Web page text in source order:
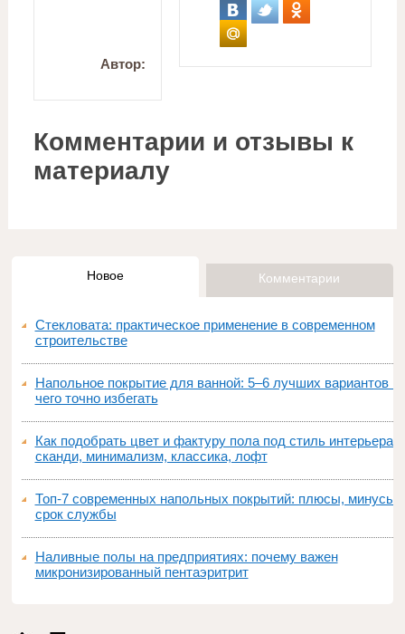
Автор:
Комментарии и отзывы к
материалу
Новое Комментарии
Стекловата: практическое применение в современном
строительстве
Напольное покрытие для ванной: 5–6 лучших вариантов и
чего точно избегать
Как подобрать цвет и фактуру пола под стиль интерьера:
сканди, минимализм, классика, лофт
Топ‑7 современных напольных покрытий: плюсы, минусы,
срок службы
Наливные полы на предприятиях: почему важен
микронизированный пентаэритрит